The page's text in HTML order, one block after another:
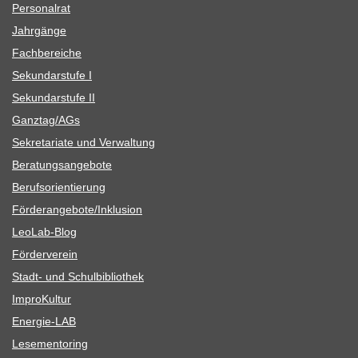
Per­so­nal­rat
Jahr­gänge
Fach­be­rei­che
Sekun­dar­stufe I
Sekun­dar­stufe II
Ganztag/​​AGs
Sekre­ta­riate und Verwaltung
Bera­tungs­an­ge­bote
Berufs­ori­en­tie­rung
Förderangebote/​​Inklusion
Leo­Lab-Blog
För­der­ver­ein
Stadt- und Schulbibliothek
Impro­Kul­tur
Ener­­gie-LAB
Lese­men­to­ring